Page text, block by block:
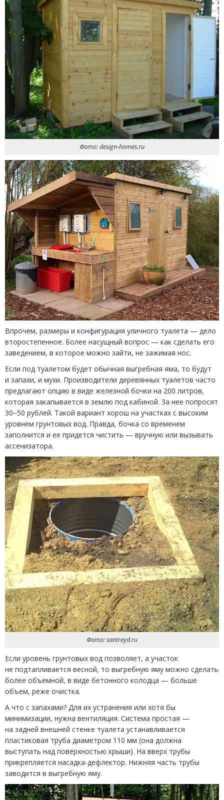
Фото: design-homes.ru
Впрочем, размеры и конфигурация уличного туалета — дело
второстепенное. Более насущный вопрос — как сделать его
заведением, в которое можно зайти, не зажимая нос.
Если под туалетом будет обычная выгребная яма, то будут
и запахи, и мухи. Производители деревянных туалетов часто
предлагают опцию в виде железной бочки на 200 литров,
которая закапывается в землю под кабиной. За нее попросят
30−50 рублей. Такой вариант хорош на участках с высоким
уровнем грунтовых вод. Правда, бочка со временем
заполнится и ее придется чистить — вручную или вызывать
ассенизатора.
Фото: santreyd.ru
Если уровень грунтовых вод позволяет, а участок
не подтапливается весной, то выгребную яму можно сделать
более объемной, в виде бетонного колодца — больше
объем, реже очистка.
А что с запахами? Для их устранения или хотя бы
минимизации, нужна вентиляция. Система простая —
на задней внешней стенке туалета устанавливается
пластиковая труба диаметром 110 мм (она должна
выступать над поверхностью крыши). На вверх трубы
прикрепляется насадка-дефлектор. Нижняя часть трубы
заводится в выгребную яму.